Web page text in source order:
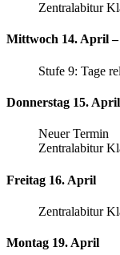
Zentralabitur
Mittwoch 14. April
Stufe 9: Tage
Donnerstag 15. April
Neuer Termin
Zentralabitur
Freitag 16. April
Zentralabitur
Montag 19. April